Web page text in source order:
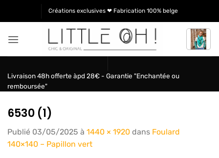
Créations exclusives ❤ Fabrication 100% belge
Livraison 48h offerte àpd 28€ - Garantie "Enchantée ou
remboursée"
6530 (1)
Publié 03/05/2025 à 1440 × 1920 dans Foulard
140×140 – Papillon vert